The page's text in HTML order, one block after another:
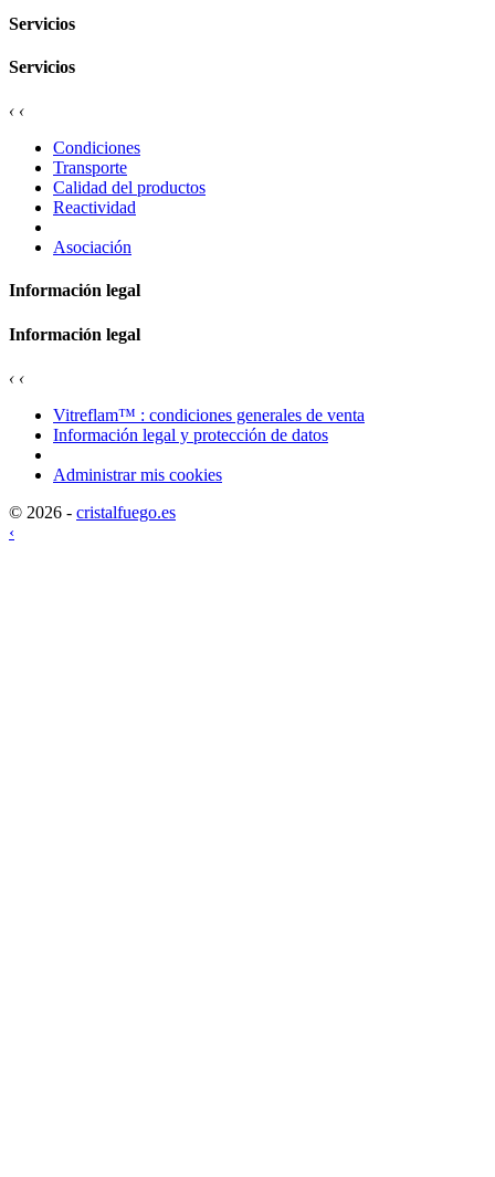
Servicios
Servicios
‹ ‹
Condiciones
Transporte
Calidad del productos
Reactividad
Asociación
Información legal
Información legal
‹ ‹
Vitreflam™ : condiciones generales de venta
Información legal y protección de datos
Administrar mis cookies
© 2026 - cristalfuego.es
‹